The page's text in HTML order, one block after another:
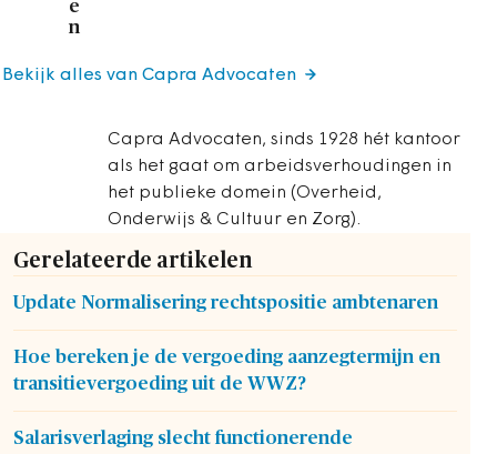
e
n
Capra Advocaten, sinds 1928 hét kantoor
als het gaat om arbeidsverhoudingen in
het publieke domein (Overheid,
Onderwijs & Cultuur en Zorg).
Bekijk alles van Capra Advocaten
Gerelateerde artikelen
Update Normalisering rechtspositie ambtenaren
Hoe bereken je de vergoeding aanzegtermijn en
transitievergoeding uit de WWZ?
Salarisverlaging slecht functionerende